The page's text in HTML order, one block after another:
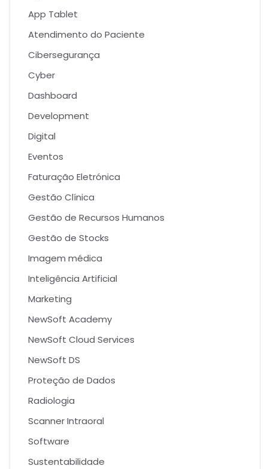
App Tablet
Atendimento do Paciente
Cibersegurança
Cyber
Dashboard
Development
Digital
Eventos
Faturação Eletrónica
Gestão Clínica
Gestão de Recursos Humanos
Gestão de Stocks
Imagem médica
Inteligência Artificial
Marketing
NewSoft Academy
NewSoft Cloud Services
NewSoft DS
Proteção de Dados
Radiologia
Scanner Intraoral
Software
Sustentabilidade